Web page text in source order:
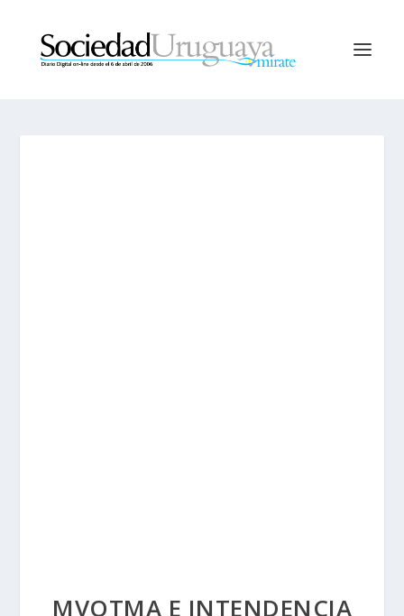
MVOTMA E INTENDENCIA